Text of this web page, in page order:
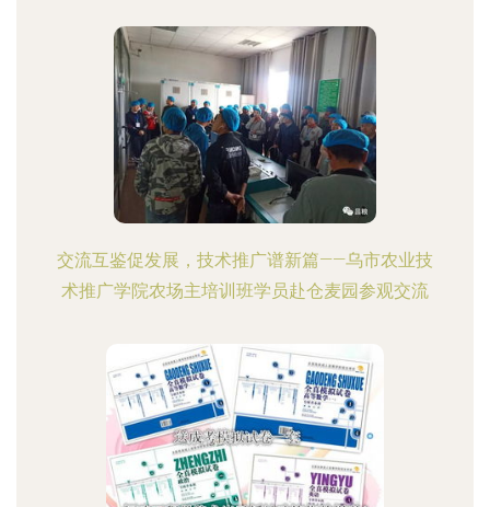
交流互鉴促发展，技术推广谱新篇——乌市农业技
术推广学院农场主培训班学员赴仓麦园参观交流